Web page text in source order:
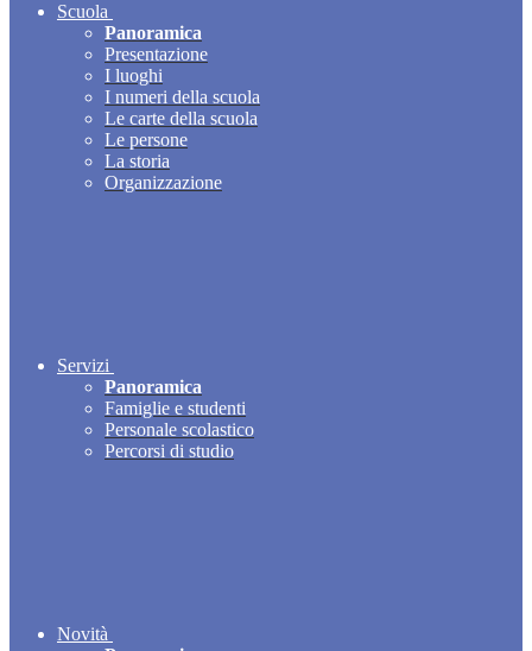
Scuola
Panoramica
Presentazione
I luoghi
I numeri della scuola
Le carte della scuola
Le persone
La storia
Organizzazione
Servizi
Panoramica
Famiglie e studenti
Personale scolastico
Percorsi di studio
Novità